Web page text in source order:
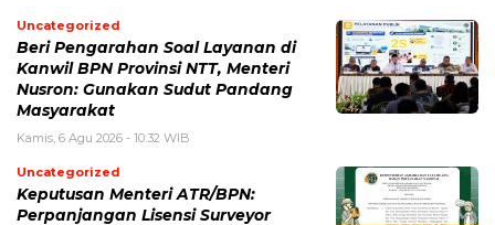
Uncategorized
Beri Pengarahan Soal Layanan di
Kanwil BPN Provinsi NTT, Menteri
Nusron: Gunakan Sudut Pandang
Masyarakat
Kamis, 6 Agu 2026 - 10:32 WIB
Uncategorized
Keputusan Menteri ATR/BPN:
Perpanjangan Lisensi Surveyor